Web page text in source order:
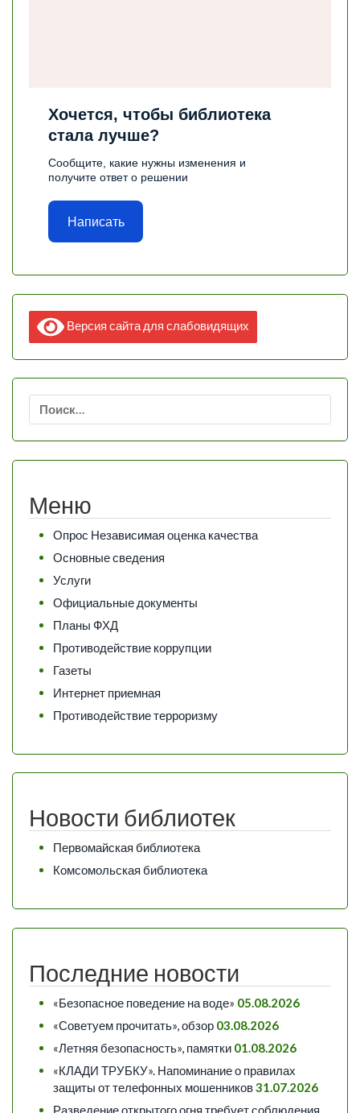
Хочется, чтобы библиотека
стала лучше?
Сообщите, какие нужны изменения и
получите ответ о решении
Написать
Версия сайта для слабовидящих
Найти:
Меню
Опрос Независимая оценка качества
Основные сведения
Услуги
Официальные документы
Планы ФХД
Противодействие коррупции
Газеты
Интернет приемная
Противодействие терроризму
Новости библиотек
Первомайская библиотека
Комсомольская библиотека
Последние новости
«Безопасное поведение на воде» 05.08.2026
«Советуем прочитать», обзор 03.08.2026
«Летняя безопасность», памятки 01.08.2026
«КЛАДИ ТРУБКУ». Напоминание о правилах
защиты от телефонных мошенников31.07.2026
Разведение открытого огня требует соблюдения